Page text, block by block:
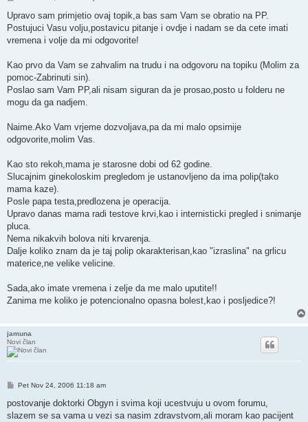
Upravo sam primjetio ovaj topik,a bas sam Vam se obratio na PP.
Postujuci Vasu volju,postavicu pitanje i ovdje i nadam se da cete imati
vremena i volje da mi odgovorite!
Kao prvo da Vam se zahvalim na trudu i na odgovoru na topiku (Molim za
pomoc-Zabrinuti sin).
Poslao sam Vam PP,ali nisam siguran da je prosao,posto u folderu ne
mogu da ga nadjem.
Naime.Ako Vam vrjeme dozvoljava,pa da mi malo opsirnije
odgovorite,molim Vas.
Kao sto rekoh,mama je starosne dobi od 62 godine.
Slucajnim ginekoloskim pregledom je ustanovljeno da ima polip(tako
mama kaze).
Posle papa testa,predlozena je operacija.
Upravo danas mama radi testove krvi,kao i internisticki pregled i snimanje
pluca.
Nema nikakvih bolova niti krvarenja.
Dalje koliko znam da je taj polip okarakterisan,kao "izraslina" na grlicu
materice,ne velike velicine.
Sada,ako imate vremena i zelje da me malo uputite!!
Zanima me koliko je potencionalno opasna bolest,kao i posljedice?!
jamuna
Novi član
Post
Pet Nov 24, 2006 11:18 am
postovanje doktorki Obgyn i svima koji ucestvuju u ovom forumu,
slazem se sa vama u vezi sa nasim zdravstvom,ali moram kao pacijent